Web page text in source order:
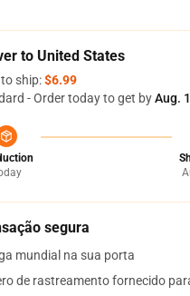
to United States
ship:$6.99
- Order today to get byAug.
segura
mundial na sua porta
de rastreamento fornecido